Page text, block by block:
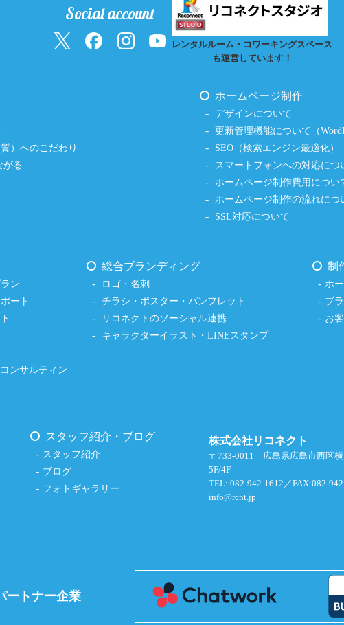
Social account
レンタルルーム・コワーキングスペース
も運営しています！
）へのこだわり
る
ホームページ制作
デザインについて
更新管理機能について（
SEO（検索エンジン最適化）
スマートフォンへの対応につ
ホームページ制作費用につい
ホームページ制作の流れにつ
SSL対応について
ン
ート
ンサルティン
総合ブランディング
ロゴ・名刺
チラシ・ポスター・パンフレット
リコネクトのソーシャル連携
キャラクターイラスト・LINEスタンプ
制
ホ
ブ
お
スタッフ紹介・ブログ
スタッフ紹介
ブログ
フォトギャラリー
株式会社リコネクト
〒733-0011 広島県広島市西区
5F/4F
TEL: 082-942-1612／FAX:082-
info@rcnt.jp
ートナー企業